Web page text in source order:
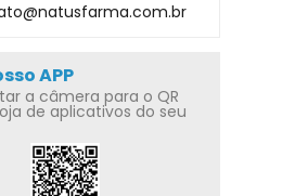
APP
a câmera para o QR
de aplicativos do seu